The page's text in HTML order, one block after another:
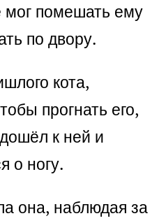
мог помешать ему
по двору.
кота,
прогнать его,
к ней и
о ногу.
она, наблюдая за